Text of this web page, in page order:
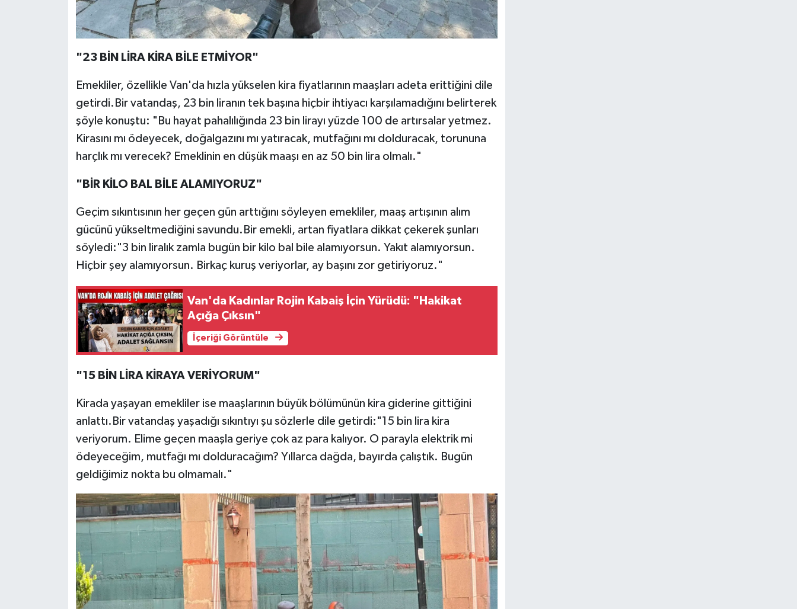
"23 BİN LİRA KİRA BİLE ETMİYOR"
Emekliler, özellikle Van'da hızla yükselen kira fiyatlarının maaşları adeta erittiğini dile
getirdi.Bir vatandaş, 23 bin liranın tek başına hiçbir ihtiyacı karşılamadığını belirterek
şöyle konuştu: "Bu hayat pahalılığında 23 bin lirayı yüzde 100 de artırsalar yetmez.
Kirasını mı ödeyecek, doğalgazını mı yatıracak, mutfağını mı dolduracak, torununa
harçlık mı verecek? Emeklinin en düşük maaşı en az 50 bin lira olmalı."
"BİR KİLO BAL BİLE ALAMIYORUZ"
Geçim sıkıntısının her geçen gün arttığını söyleyen emekliler, maaş artışının alım
gücünü yükseltmediğini savundu.Bir emekli, artan fiyatlara dikkat çekerek şunları
söyledi:"3 bin liralık zamla bugün bir kilo bal bile alamıyorsun. Yakıt alamıyorsun.
Hiçbir şey alamıyorsun. Birkaç kuruş veriyorlar, ay başını zor getiriyoruz."
Van'da Kadınlar Rojin Kabaiş İçin Yürüdü: "Hakikat
Açığa Çıksın"
İçeriği Görüntüle
"15 BİN LİRA KİRAYA VERİYORUM"
Kirada yaşayan emekliler ise maaşlarının büyük bölümünün kira giderine gittiğini
anlattı.Bir vatandaş yaşadığı sıkıntıyı şu sözlerle dile getirdi:"15 bin lira kira
veriyorum. Elime geçen maaşla geriye çok az para kalıyor. O parayla elektrik mi
ödeyeceğim, mutfağı mı dolduracağım? Yıllarca dağda, bayırda çalıştık. Bugün
geldiğimiz nokta bu olmamalı."